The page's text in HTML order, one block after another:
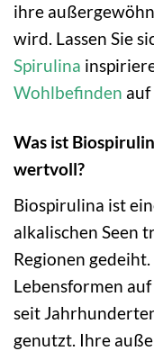
ihre
wird. Lassen Sie
Spirulina
Wohlbefinden auf
Was ist
wertvoll?
Biospirulina ist
alkalischen Seen
Regionen
Lebensformen
seit
genutzt. Ihre